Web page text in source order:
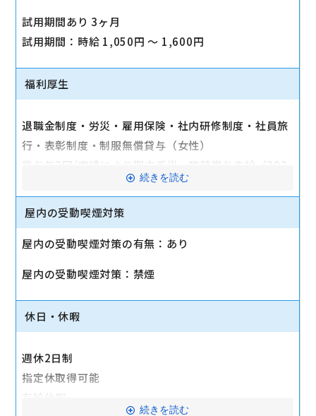
試用期間あり 3ヶ月
試用期間：時給 1,050円 〜 1,600円
福利厚生
退職金制度・労災・雇用保険・社内研修制度・社員旅
行・表彰制度・制服無償貸与（女性）
賞与年2回/実績により期末手当、臨時賞与支給（202
2年度実績：年5回支給、4.5ヶ月分）
産休・育休実績あり
続きを読む
屋内の受動喫煙対策
屋内の受動喫煙対策の有無：あり
屋内の受動喫煙対策：禁煙
休日・休暇
週休2日制
指定休取得可能
有給休暇
続きを読む